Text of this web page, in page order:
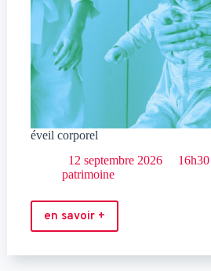
éveil corporel
12 septembre 2026
16h30
patrimoine
en savoir +
éveil